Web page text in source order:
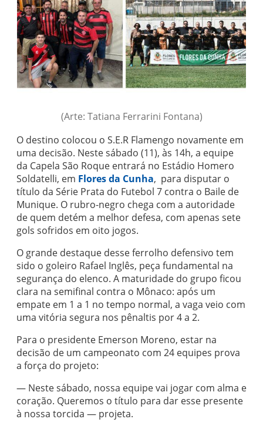
(Arte: Tatiana Ferrarini Fontana)
O destino colocou o S.E.R Flamengo novamente em
uma decisão. Neste sábado (11), às 14h, a equipe
da Capela São Roque entrará no Estádio Homero
Soldatelli, em Flores da Cunha, para disputar o
título da Série Prata do Futebol 7 contra o Baile de
Munique. O rubro-negro chega com a autoridade
de quem detém a melhor defesa, com apenas sete
gols sofridos em oito jogos.
O grande destaque desse ferrolho defensivo tem
sido o goleiro Rafael Inglês, peça fundamental na
segurança do elenco. A maturidade do grupo ficou
clara na semifinal contra o Mônaco: após um
empate em 1 a 1 no tempo normal, a vaga veio com
uma vitória segura nos pênaltis por 4 a 2.
Para o presidente Emerson Moreno, estar na
decisão de um campeonato com 24 equipes prova
a força do projeto:
— Neste sábado, nossa equipe vai jogar com alma e
coração. Queremos o título para dar esse presente
à nossa torcida — projeta.